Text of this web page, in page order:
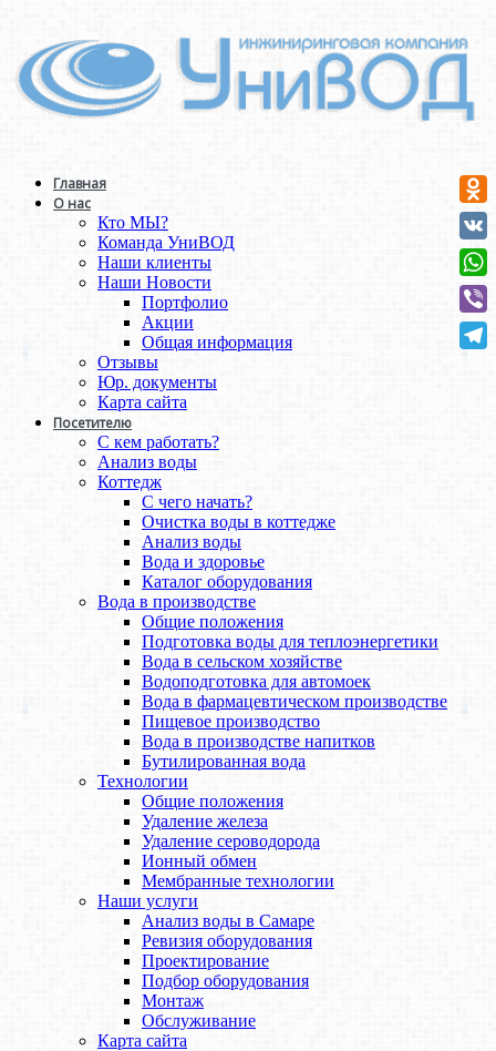
Главная
О нас
Кто МЫ?
Команда УниВОД
Наши клиенты
Наши Новости
Портфолио
Акции
Общая информация
Отзывы
Юр. документы
Карта сайта
Посетителю
С кем работать?
Анализ воды
Коттедж
С чего начать?
Очистка воды в коттедже
Анализ воды
Вода и здоровье
Каталог оборудования
Вода в производстве
Общие положения
Подготовка воды для теплоэнергетики
Вода в сельском хозяйстве
Водоподготовка для автомоек
Вода в фармацевтическом производстве
Пищевое производство
Вода в производстве напитков
Бутилированная вода
Технологии
Общие положения
Удаление железа
Удаление сероводорода
Ионный обмен
Мембранные технологии
Наши услуги
Анализ воды в Самаре
Ревизия оборудования
Проектирование
Подбор оборудования
Монтаж
Обслуживание
Карта сайта
VK